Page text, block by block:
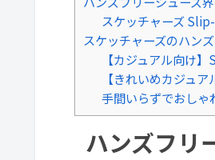
スケッチャーズ
スケッチャーズのハン
【カジュアル向け
【きれいめカジュ
手間いらずでおしゃ
ハンズフリ